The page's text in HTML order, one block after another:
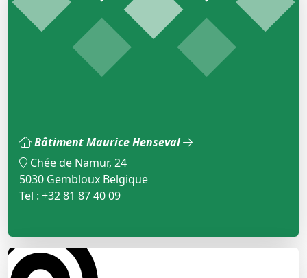
Bâtiment Maurice Henseval
Chée de Namur, 24
5030 Gembloux Belgique
Tel : +32 81 87 40 09